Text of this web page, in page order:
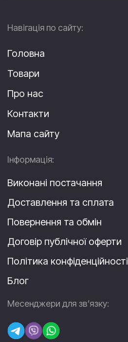
Навігація по сайту:
Головна
Товари
Про нас
Контакти
Мапа сайту
Інформація:
Виконані постачання
Доставлення та сплата
Повернення та обмін
Договір публічної оферти
Політика конфіденційності
Блог
Месенджери для зв’язку: